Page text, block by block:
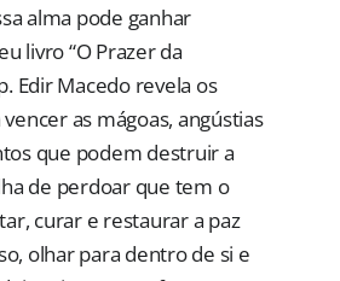
alma pode ganhar
livro “O Prazer da
Edir Macedo revela os
as mágoas, angústias
que podem destruir a
de perdoar que tem o
curar e restaurar a paz
olhar para dentro de si e